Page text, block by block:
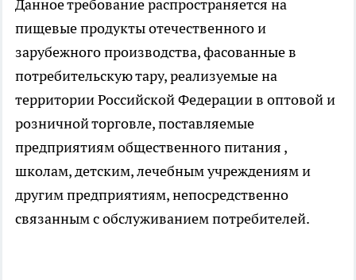
Данное требование распространяется на
пищевые продукты отечественного и
зарубежного производства, фасованные в
потребительскую тару, реализуемые на
территории Российской Федерации в оптовой и
розничной торговле, поставляемые
предприятиям общественного питания ,
школам, детским, лечебным учреждениям и
другим предприятиям, непосредственно
связанным с обслуживанием потребителей.